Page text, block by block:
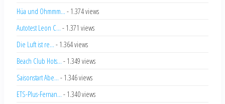
Hüa und Ohmmm... - 1.374 views
Autotest Leon C... - 1.371 views
Die Luft ist re... - 1.364 views
Beach Club Hots... - 1.349 views
Saisonstart Abe... - 1.346 views
ETS-Plus-Fernan... - 1.340 views